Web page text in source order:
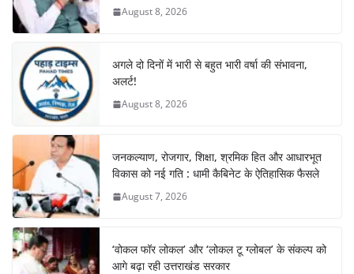
August 8, 2026
अगले दो दिनों में भारी से बहुत भारी वर्षा की संभावना,
अलर्ट!
August 8, 2026
जनकल्याण, रोजगार, शिक्षा, श्रमिक हित और आधारभूत
विकास को नई गति : धामी कैबिनेट के ऐतिहासिक फैसले
August 7, 2026
‘वोकल फॉर लोकल’ और ‘लोकल टू ग्लोबल’ के संकल्प को
आगे बढ़ा रही उत्तराखंड सरकार